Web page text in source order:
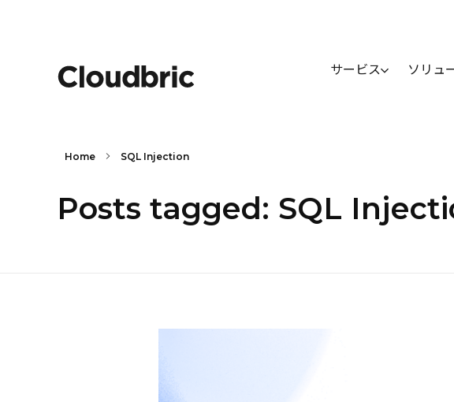
サービス ソリュ
Home SQL Injection
Posts tagged: SQL